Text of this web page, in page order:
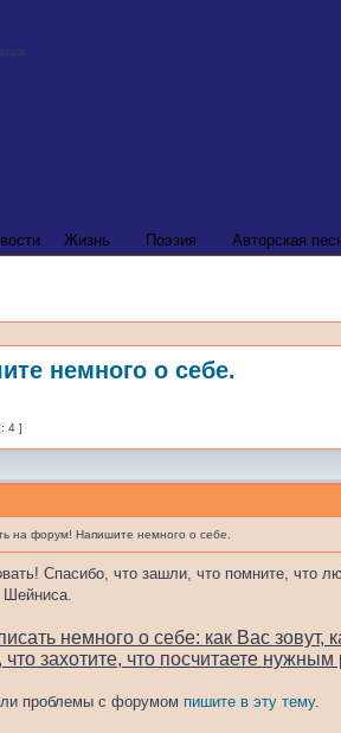
Жизнь Поэзия Авторская
немного о себе.
4 ]
на форум! Напишите немного о себе.
Спасибо, что зашли, что помните, что
Шейниса.
немного о себе: как Вас зовут,
захотите, что посчитаете нужным
проблемы с форумом пишите в эту тему.